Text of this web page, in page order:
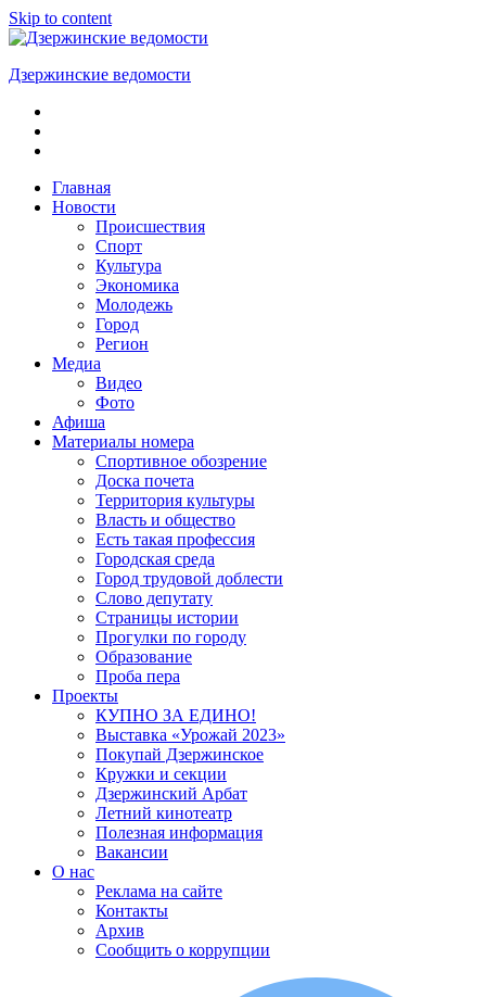
Skip to content
Дзержинские ведомости
ОБЩЕСТВЕННО-
ПОЛИТИЧЕСКАЯ
ГАЗЕТАГлавная
Новости
Происшествия
Спорт
Культура
Экономика
Молодежь
Город
Регион
Медиа
Видео
Фото
Афиша
Материалы номера
Спортивное обозрение
Доска почета
Территория культуры
Власть и общество
Есть такая профессия
Городская среда
Город трудовой доблести
Слово депутату
Страницы истории
Прогулки по городу
Образование
Проба пера
Проекты
КУПНО ЗА ЕДИНО!
Выставка «Урожай 2023»
Покупай Дзержинское
Кружки и секции
Дзержинский Арбат
Летний кинотеатр
Полезная информация
Вакансии
О нас
Реклама на сайте
Контакты
Архив
Сообщить о коррупции